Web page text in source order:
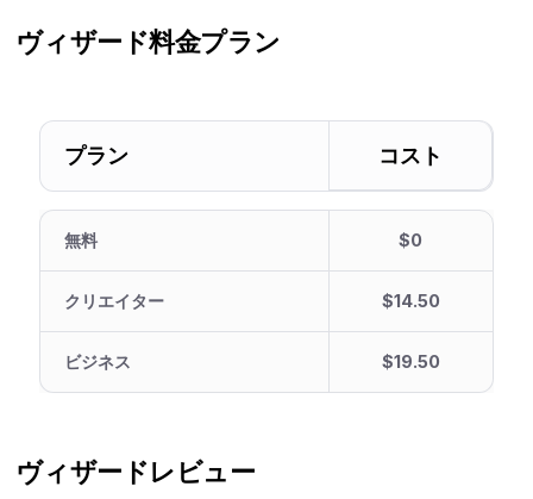
ヴィザード料金プラン
プラン コスト
無料 $0
クリエイター $14.50
ビジネス $19.50
ヴィザードレビュー